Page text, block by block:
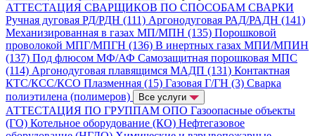
АТТЕСТАЦИЯ СВАРЩИКОВ ПО СПОСОБАМ СВАРКИ
Ручная дуговая РД/РДН (111) Аргонодуговая РАД/РАДН (141)
Механизированная в газах МП/МПН (135) Порошковой
проволокой МПГ/МПГН (136) В инертных газах МПИ/МПИН
(137) Под флюсом МФ/АФ Самозащитная порошковая МПС
(114) Аргонодуговая плавящимся МАДП (131) Контактная
КТС/КСС/КСО Плазменная (15) Газовая Г/ГН (3) Сварка
полиэтилена (полимеров)
Все услуги
АТТЕСТАЦИЯ ПО ГРУППАМ ОПО Газоопасные объекты
(ГО) Котельное оборудование (КО) Нефтегазовое